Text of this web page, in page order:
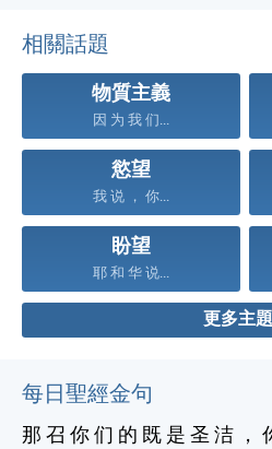
相關話題
物質主義
因 为 我 们...
慾望
我 说 ， 你...
盼望
耶 和 华 说...
更多主
每日聖經金句
那 召 你 们 的 既 是 圣 洁 ，